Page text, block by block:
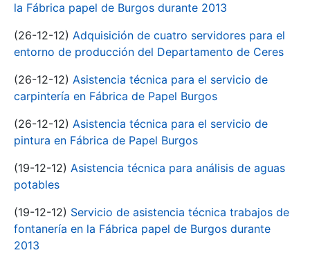
la Fábrica papel de Burgos durante 2013
(26-12-12) Adquisición de cuatro servidores para el
entorno de producción del Departamento de Ceres
(26-12-12) Asistencia técnica para el servicio de
carpintería en Fábrica de Papel Burgos
(26-12-12) Asistencia técnica para el servicio de
pintura en Fábrica de Papel Burgos
(19-12-12) Asistencia técnica para análisis de aguas
potables
(19-12-12) Servicio de asistencia técnica trabajos de
fontanería en la Fábrica papel de Burgos durante
2013